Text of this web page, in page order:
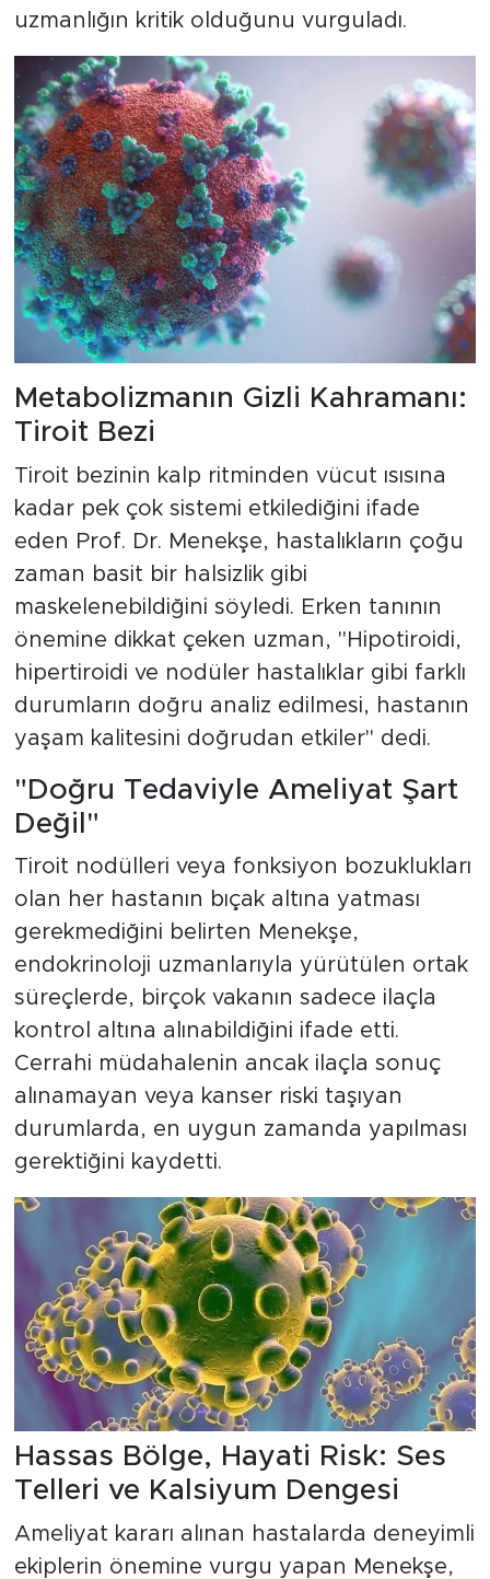
uzmanlığın kritik olduğunu vurguladı.
Metabolizmanın Gizli Kahramanı:
Tiroit Bezi
Tiroit bezinin kalp ritminden vücut ısısına
kadar pek çok sistemi etkilediğini ifade
eden Prof. Dr. Menekşe, hastalıkların çoğu
zaman basit bir halsizlik gibi
maskelenebildiğini söyledi. Erken tanının
önemine dikkat çeken uzman, "Hipotiroidi,
hipertiroidi ve nodüler hastalıklar gibi farklı
durumların doğru analiz edilmesi, hastanın
yaşam kalitesini doğrudan etkiler" dedi.
"Doğru Tedaviyle Ameliyat Şart
Değil"
Tiroit nodülleri veya fonksiyon bozuklukları
olan her hastanın bıçak altına yatması
gerekmediğini belirten Menekşe,
endokrinoloji uzmanlarıyla yürütülen ortak
süreçlerde, birçok vakanın sadece ilaçla
kontrol altına alınabildiğini ifade etti.
Cerrahi müdahalenin ancak ilaçla sonuç
alınamayan veya kanser riski taşıyan
durumlarda, en uygun zamanda yapılması
gerektiğini kaydetti.
Hassas Bölge, Hayati Risk: Ses
Telleri ve Kalsiyum Dengesi
Ameliyat kararı alınan hastalarda deneyimli
ekiplerin önemine vurgu yapan Menekşe,